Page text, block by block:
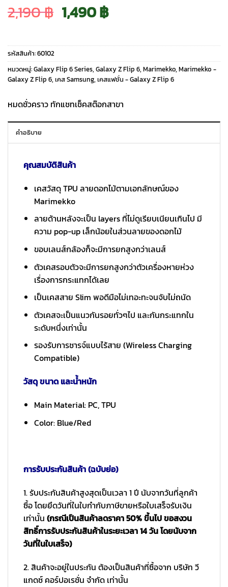
2,190฿ Original
price
was:
2,190 ฿.
1,490฿Current
price
is:
1,490 ฿.
รหัสสินค้า:60102
หมวดหมู่:Galaxy Flip 6 Series, Galaxy Z Flip 6, Marimekko, Marimekko -
Galaxy Z Flip 6, เคส Samsung, เคสแฟชั่น - Galaxy Z Flip 6
หมดชั่วคราว ทักแชทเช็คสต๊อกสาขา
คำอธิบาย
คุณสมบัติสินค้า
เคสวัสดุ TPU ลายดอกไม้ตามเอกลักษณ์ของ
Marimekko
ลายด้านหลังจะเป็น layers ที่ไม่ดูเรียบเนียนเกินไป มี
ความ pop-up เล็กน้อยในส่วนลายของดอกไม้
ขอบเลนส์กล้องก็จะมีการยกสูงกว่าเลนส์
ตัวเคสรอบตัวจะมีการยกสูงกว่าตัวเครื่องหายห่วง
เรื่องการกระแทกได้เลย
เป็นเคสสาย Slim พอดีมือไม่เทอะทะจนจับไม่ถนัด
ตัวเคสจะเป็นแนวกันรอยทั่วๆไป และกันกระแทกใน
ระดับหนึ่งเท่านั้น
รองรับการชารจ์แบบไร้สาย (Wireless Charging
Compatible)
วัสดุ ขนาด และน้ำหนัก
Main Material: PC, TPU
Color: Blue/Red
การรับประกันสินค้า (ฉบับย่อ)
1. รับประกันสินค้าสูงสุดเป็นเวลา 1 ปี นับจากวันที่ลูกค้า
ซื้อ โดยยึดวันที่ในใบกำกับภาษีขายหรือใบเสร็จรับเงิน
เท่านั้น (กรณีเป็นสินค้าลดราคา 50% ขึ้นไป ขอสงวน
สิทธิ์การรับประกันสินค้าในระยะเวลา 14 วัน โดยนับจาก
วันที่ในใบเสร็จ)
2. สินค้าจะอยู่ในประกัน ต้องเป็นสินค้าที่ซื้อจาก บริษัท วี
แกดซ์ คอร์ปอเรชั่น จำกัด เท่านั้น